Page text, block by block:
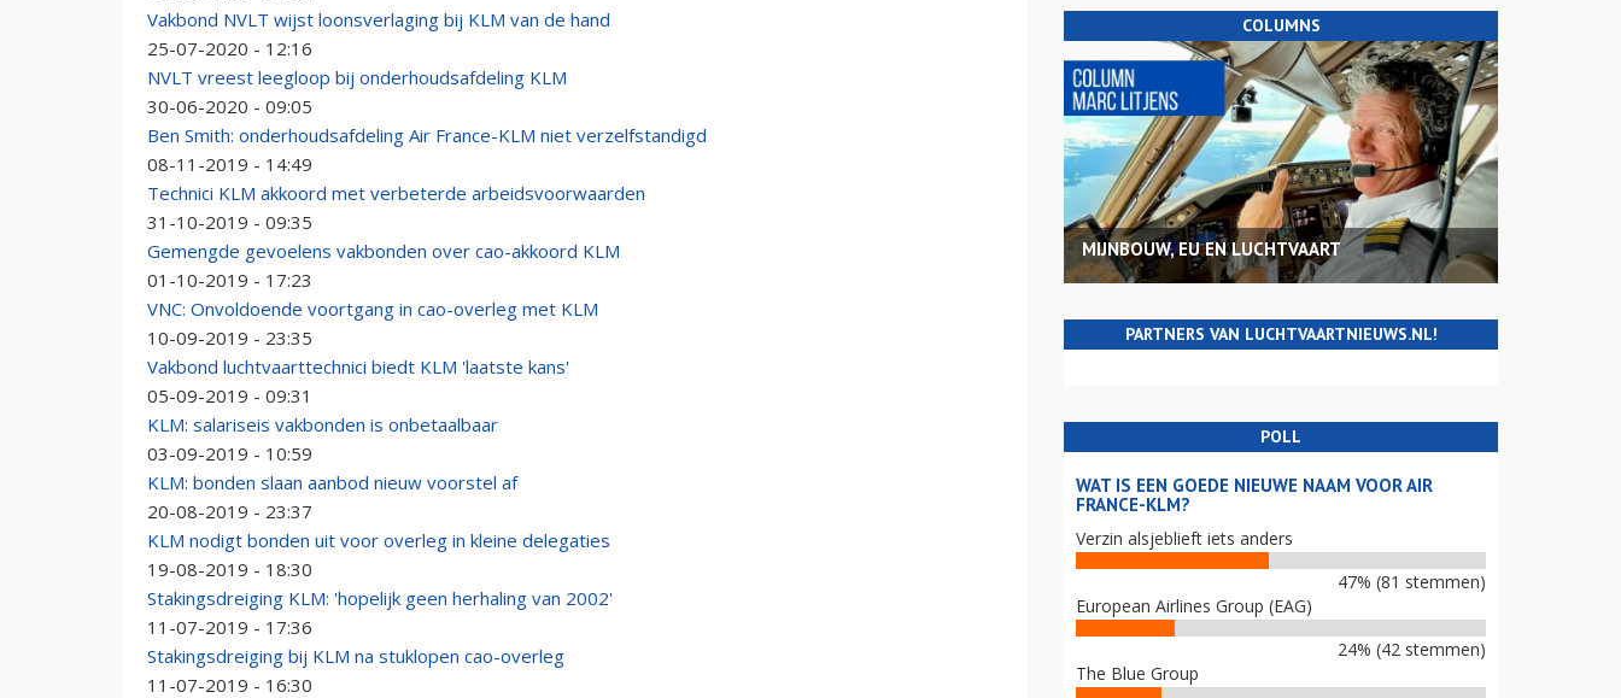
Vakbond NVLT wijst loonsverlaging bij KLM van de hand
25-07-2020 - 12:16
NVLT vreest leegloop bij onderhoudsafdeling KLM
30-06-2020 - 09:05
Ben Smith: onderhoudsafdeling Air France-KLM niet verzelfstandigd
08-11-2019 - 14:49
Technici KLM akkoord met verbeterde arbeidsvoorwaarden
31-10-2019 - 09:35
Gemengde gevoelens vakbonden over cao-akkoord KLM
01-10-2019 - 17:23
VNC: Onvoldoende voortgang in cao-overleg met KLM
10-09-2019 - 23:35
Vakbond luchtvaarttechnici biedt KLM 'laatste kans'
05-09-2019 - 09:31
KLM: salariseis vakbonden is onbetaalbaar
03-09-2019 - 10:59
KLM: bonden slaan aanbod nieuw voorstel af
20-08-2019 - 23:37
KLM nodigt bonden uit voor overleg in kleine delegaties
19-08-2019 - 18:30
Stakingsdreiging KLM: 'hopelijk geen herhaling van 2002'
11-07-2019 - 17:36
Stakingsdreiging bij KLM na stuklopen cao-overleg
11-07-2019 - 16:30
COLUMNS
MIJNBOUW, EU EN LUCHTVAART
PARTNERS VAN LUCHTVAARTNIEUWS.NL!
POLL
WAT IS EEN GOEDE NIEUWE NAAM VOOR AIR
FRANCE-KLM?
Verzin alsjeblieft iets anders
47% (81 stemmen)
European Airlines Group (EAG)
24% (42 stemmen)
The Blue Group